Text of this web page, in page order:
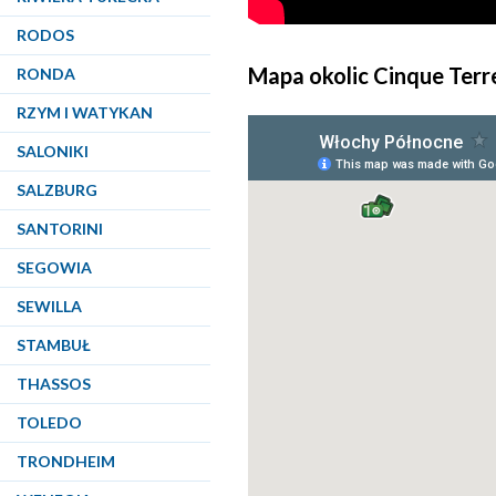
RODOS
RONDA
RZYM I WATYKAN
SALONIKI
SALZBURG
SANTORINI
SEGOWIA
SEWILLA
STAMBUŁ
THASSOS
TOLEDO
TRONDHEIM
Mapa okolic Cinque